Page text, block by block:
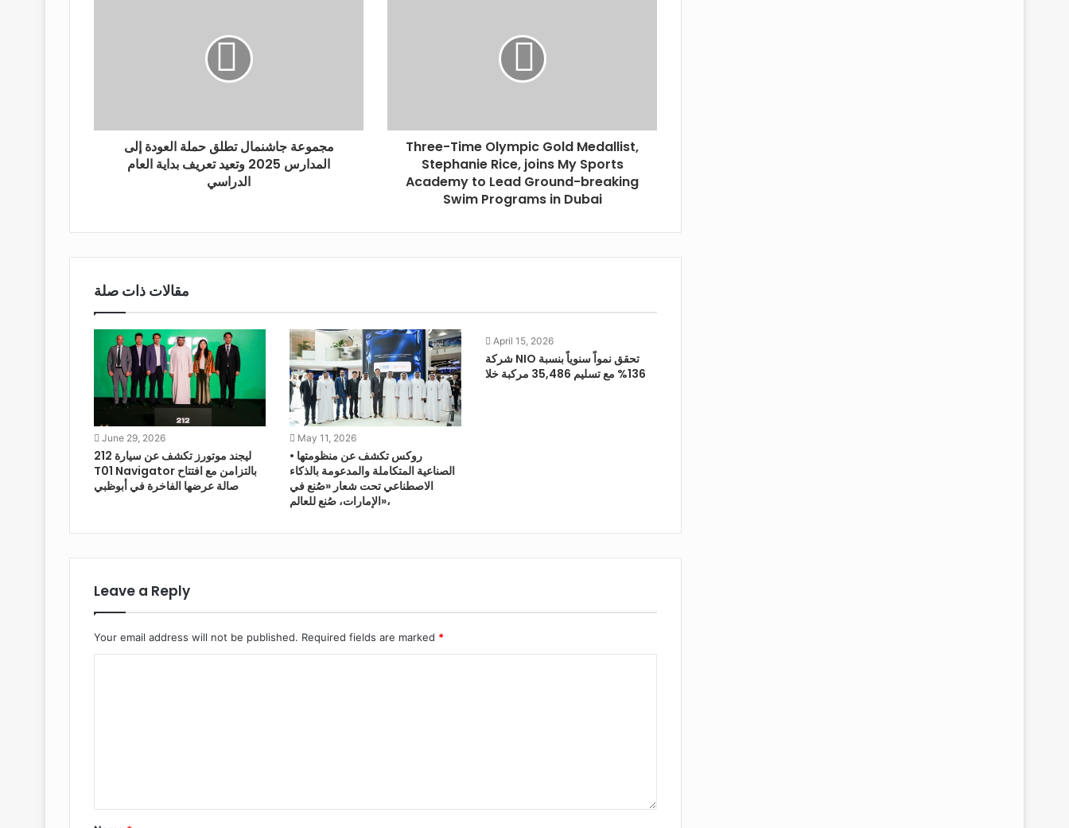
مجموعة جاشنمال تطلق حملة العودة إلى
المدارس 2025 وتعيد تعريف بداية العام
الدراسي
Three-Time Olympic Gold Medallist,
Stephanie Rice, joins My Sports
Academy to Lead Ground-breaking
Swim Programs in Dubai
مقالات ذات صلة
June 29, 2026
ليجند موتورز تكشف عن سيارة 212
T01 Navigator بالتزامن مع افتتاح
صالة عرضها الفاخرة في أبوظبي
May 11, 2026
• روكس تكشف عن منظومتها
الصناعية المتكاملة والمدعومة بالذكاء
الاصطناعي تحت شعار «صُنع في
الإمارات، صُنع للعالم»،
April 15, 2026
شركة NIO تحقق نمواً سنوياً بنسبة
136% مع تسليم 35,486 مركبة خلا
Leave a Reply
Your email address will not be published. Required fields are marked *